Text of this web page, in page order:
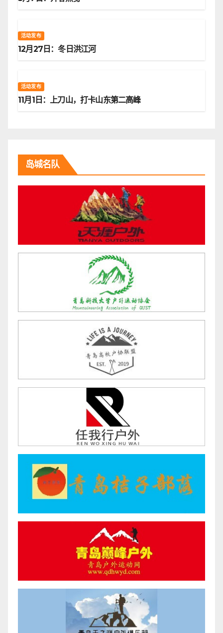
活动发布
12月27日：冬日洪江河
活动发布
11月1日：上刀山，打卡山东第二高峰
岛城名队